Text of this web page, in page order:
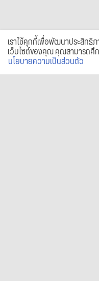
เราใช้คุกกี้เพื่อพัฒนาประสิทธิ
เว็บไซต์ของคุณ คุณสามารถศึ
นโยบายความเป็นส่วนตัว